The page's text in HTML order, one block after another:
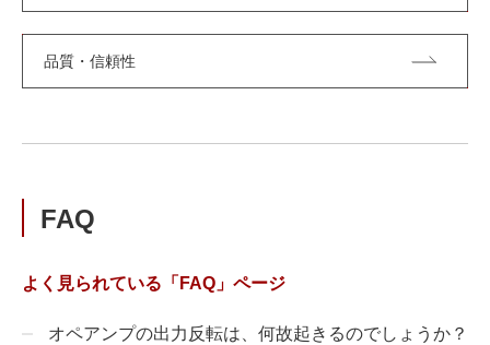
品質・信頼性
FAQ
よく見られている「FAQ」ページ
オペアンプの出力反転は、何故起きるのでしょうか？